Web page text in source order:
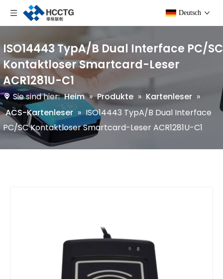
Deutsch
ISO14443 TypA/B Dual Interface PC/SC
Kontaktloser Smartcard-Leser
ACR1281U-C1
Sie sind hier: Heim » Produkte » Kartenleser »
ACS-Kartenleser » ISO14443 TypA/B Dual Interface
PC/SC Kontaktloser Smartcard-Leser ACR1281U-C1